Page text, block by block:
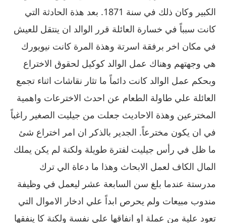
الكبير وكان ذلك في سنة 1871. بعد هذة الحادثة التي
كانت سبباً في خسارة العائلة قرر الوالد ان ينتقل للعيش
في مكان اخر برفقة اسرتة وهذة المرة كانت نيويورك
هي وجهتهم وهناك عمل الوالد كوكيل لحقوق الاختراع
وبحكم عمل الوالد كانت دائماً ما تثار نقاشات اثناء تجمع
العائلة علي طاولة الطعام عن احدث الاخترعات واهمية
المخترعين وهذة الاحاديث جعلت من جيليت الصغير راغباً
في ان يكون مخترعاً. الجدير بالذكر ان امر اختراع شئ
ما ظل في رأس جيليت لفترة طويلة ولكنة لم يكن يملك
المال الكاف لعمل الابحاث وهذا ما دعاة الي ترك
مدرستة عندما بلغ سن السابعة عشر ليعمل في وظيفة
مندوب مبيعات ولم يحرص ابداً علي ادخار الاموال التي
تعود علية من عملة او انفاقها علي نفسة ولكنة كا ينفقها